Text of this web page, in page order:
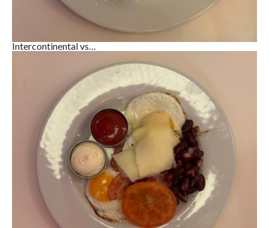
Intercontinental vs…